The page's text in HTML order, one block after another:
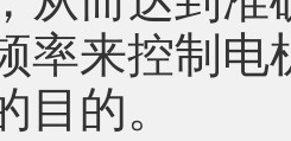
率来控制
的。